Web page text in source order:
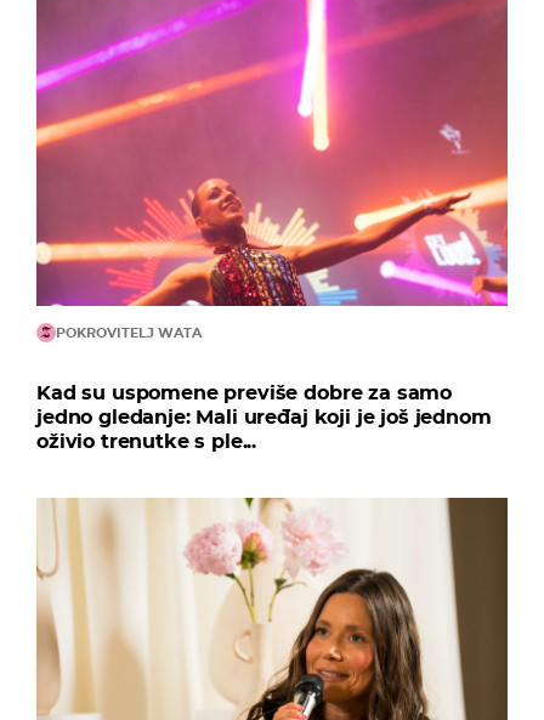
POKROVITELJ WATA
Kad su uspomene previše dobre za samo
jedno gledanje: Mali uređaj koji je još jednom
oživio trenutke s ple...